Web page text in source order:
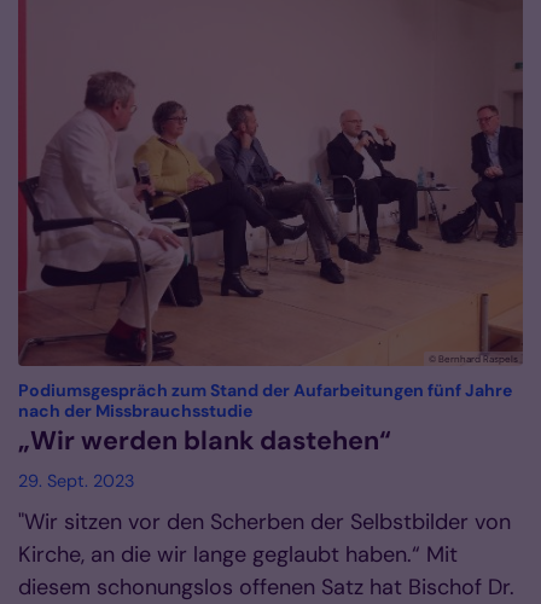
© Bernhard Raspels
Podiumsgespräch zum Stand der Aufarbeitungen fünf Jahre
nach der Missbrauchsstudie:
„Wir werden blank dastehen“
29. Sept. 2023
"Wir sitzen vor den Scherben der Selbstbilder von
Kirche, an die wir lange geglaubt haben.“ Mit
diesem schonungslos offenen Satz hat Bischof Dr.